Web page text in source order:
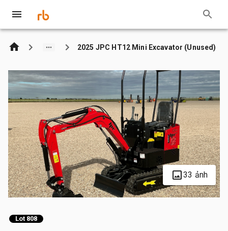
2025 JPC HT12 Mini Excavator (Unused)
33 ảnh
Lot 808